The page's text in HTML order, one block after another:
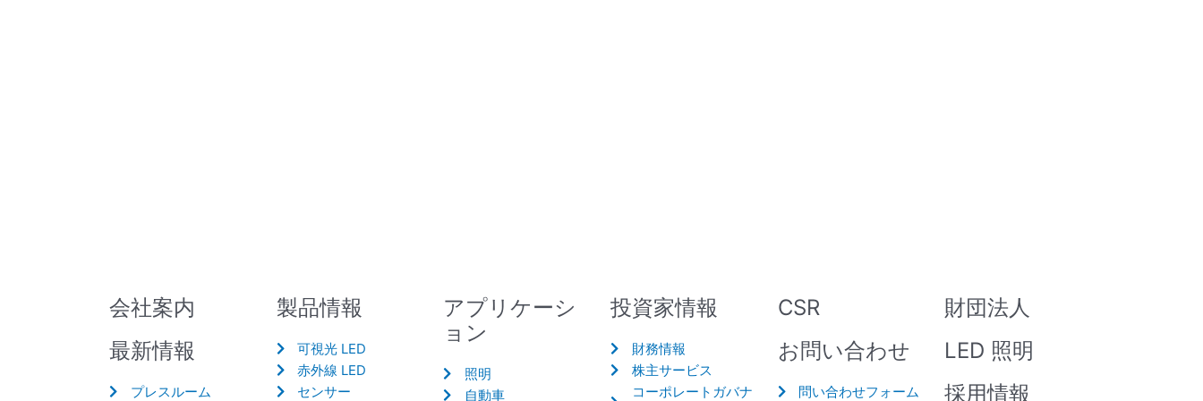
会社案内
最新情報
プレスルーム
製品情報
可視光 LED
赤外線 LED
センサー
アプリケーシ
ョン
照明
自動車
投資家情報
財務情報
株主サービス
コーポレートガバナ
CSR
お問い合わせ
問い合わせフォーム
財団法人
LED 照明
採用情報